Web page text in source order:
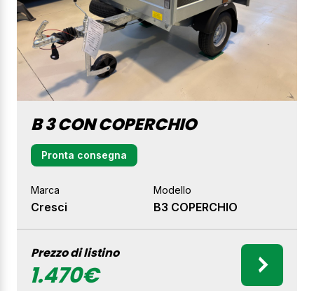
B 3 CON COPERCHIO
Pronta consegna
Marca
Cresci
Modello
B3 COPERCHIO
Prezzo di listino
1.470€